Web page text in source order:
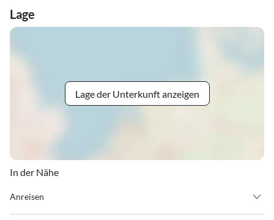
Lage
Lage der Unterkunft anzeigen
In der Nähe
Anreisen